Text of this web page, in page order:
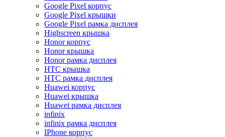
Google Pixel корпус
Google Pixel крышки
Google Pixel рамка дисплея
Highscreen крышка
Honor корпус
Honor крышка
Honor рамка дисплея
HTC крышка
HTC рамка дисплея
Huawei корпус
Huawei крышка
Huawei рамка дисплея
infinix
infinix рамка дисплея
IPhone корпус